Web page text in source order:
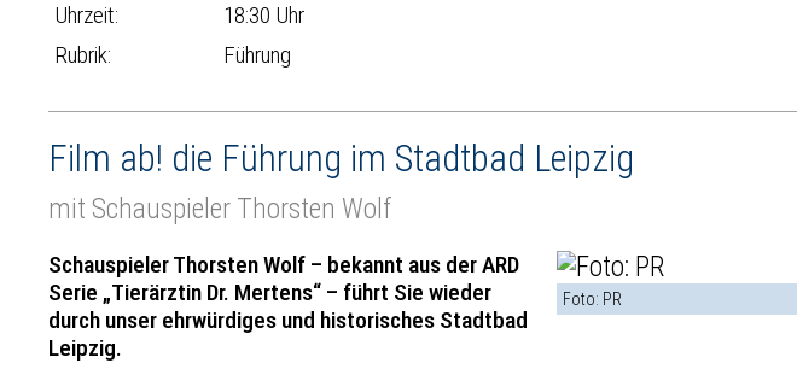
Uhrzeit:
18:30 Uhr
Rubrik:
Führung
Film ab! die Führung im Stadtbad Leipzig
mit Schauspieler Thorsten Wolf
Schauspieler Thorsten Wolf – bekannt aus der ARD
Serie „Tierärztin Dr. Mertens“ – führt Sie wieder
durch unser ehrwürdiges und historisches Stadtbad
Leipzig.
Foto: PR